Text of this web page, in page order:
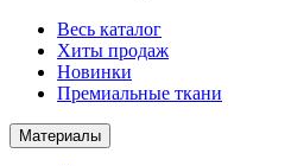
Весь каталог
Хиты продаж
Новинки
Премиальные ткани
Материалы